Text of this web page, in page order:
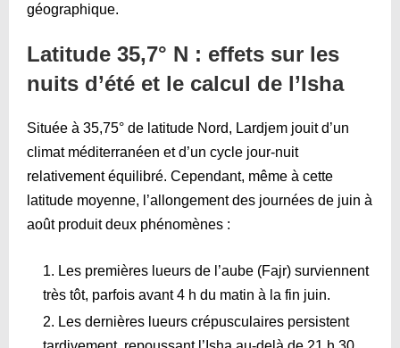
géographique.
Latitude 35,7° N : effets sur les
nuits d’été et le calcul de l’Isha
Située à 35,75° de latitude Nord, Lardjem jouit d’un
climat méditerranéen et d’un cycle jour-nuit
relativement équilibré. Cependant, même à cette
latitude moyenne, l’allongement des journées de juin à
août produit deux phénomènes :
Les premières lueurs de l’aube (Fajr) surviennent
très tôt, parfois avant 4 h du matin à la fin juin.
Les dernières lueurs crépusculaires persistent